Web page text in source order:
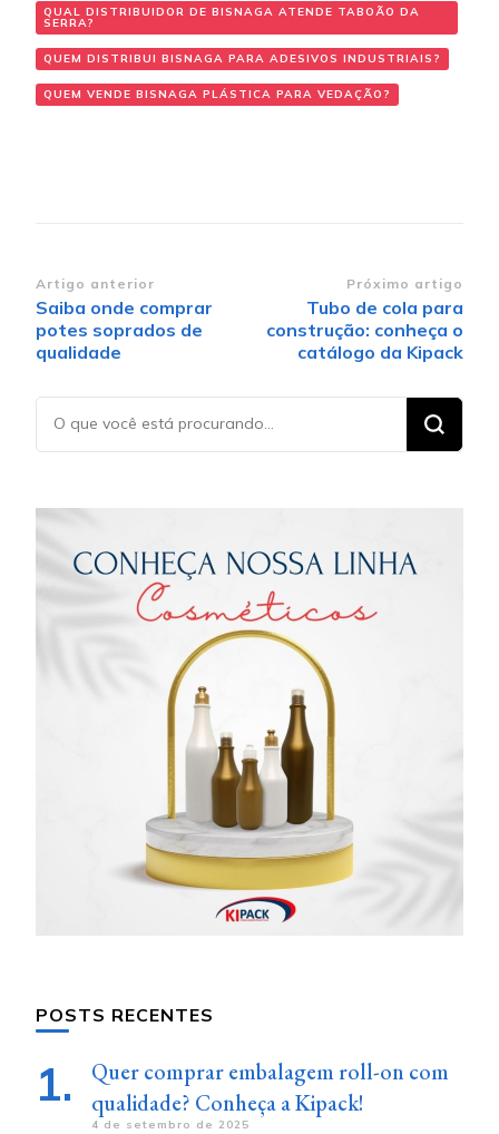
QUAL DISTRIBUIDOR DE BISNAGA ATENDE TABOÃO DA
SERRA?
QUEM DISTRIBUI BISNAGA PARA ADESIVOS INDUSTRIAIS?
QUEM VENDE BISNAGA PLÁSTICA PARA VEDAÇÃO?
Navegação de post
Artigo anterior
Saiba onde comprar
potes soprados de
qualidade
Próximo artigo
Tubo de cola para
construção: conheça o
catálogo da Kipack
Procurando
algo?
POSTS RECENTES
Quer comprar embalagem roll-on com
qualidade? Conheça a Kipack!
4 de setembro de 2025